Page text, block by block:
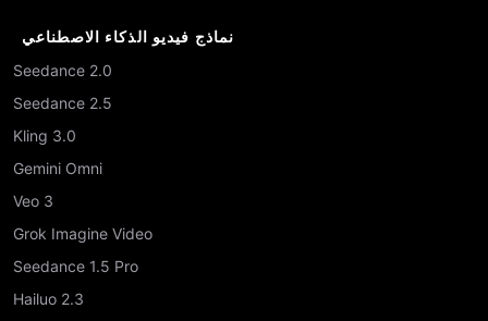
نماذج فيديو الذكاء الاصطناعي
Seedance 2.0
Seedance 2.5
Kling 3.0
Gemini Omni
Veo 3
Grok Imagine Video
Seedance 1.5 Pro
Hailuo 2.3